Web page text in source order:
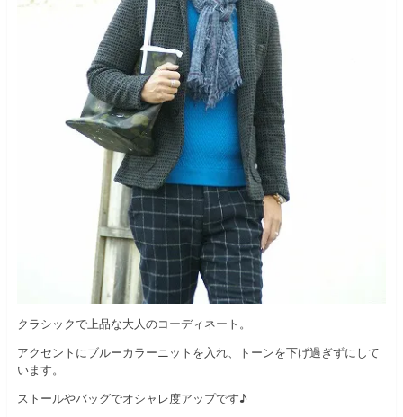
クラシックで上品な大人のコーディネート。
アクセントにブルーカラーニットを入れ、トーンを下げ過ぎずにして
います。
ストールやバッグでオシャレ度アップです♪